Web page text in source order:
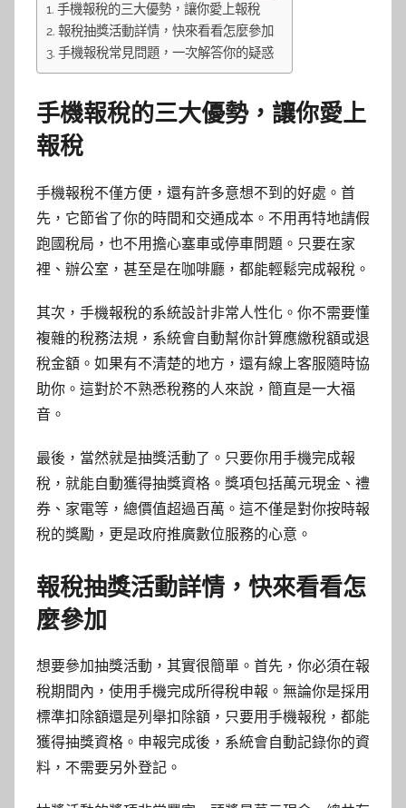
手機報稅的三大優勢，讓你愛上報稅
報稅抽獎活動詳情，快來看看怎麼參加
手機報稅常見問題，一次解答你的疑惑
手機報稅的三大優勢，讓你愛上
報稅
手機報稅不僅方便，還有許多意想不到的好處。首
先，它節省了你的時間和交通成本。不用再特地請假
跑國稅局，也不用擔心塞車或停車問題。只要在家
裡、辦公室，甚至是在咖啡廳，都能輕鬆完成報稅。
其次，手機報稅的系統設計非常人性化。你不需要懂
複雜的稅務法規，系統會自動幫你計算應繳稅額或退
稅金額。如果有不清楚的地方，還有線上客服隨時協
助你。這對於不熟悉稅務的人來說，簡直是一大福
音。
最後，當然就是抽獎活動了。只要你用手機完成報
稅，就能自動獲得抽獎資格。獎項包括萬元現金、禮
券、家電等，總價值超過百萬。這不僅是對你按時報
稅的獎勵，更是政府推廣數位服務的心意。
報稅抽獎活動詳情，快來看看怎
麼參加
想要參加抽獎活動，其實很簡單。首先，你必須在報
稅期間內，使用手機完成所得稅申報。無論你是採用
標準扣除額還是列舉扣除額，只要用手機報稅，都能
獲得抽獎資格。申報完成後，系統會自動記錄你的資
料，不需要另外登記。